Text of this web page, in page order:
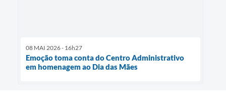
08 MAI 2026 - 16h27
Emoção toma conta do Centro Administrativo
em homenagem ao Dia das Mães